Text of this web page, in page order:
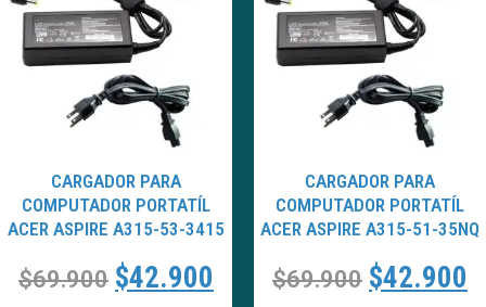
CARGADOR PARA
COMPUTADOR PORTATÍL
ACER ASPIRE A315-53-3415
$69.900 $42.900
CARGADOR PARA
COMPUTADOR PORTATÍL
ACER ASPIRE A315-51-35NQ
$69.900 $42.900